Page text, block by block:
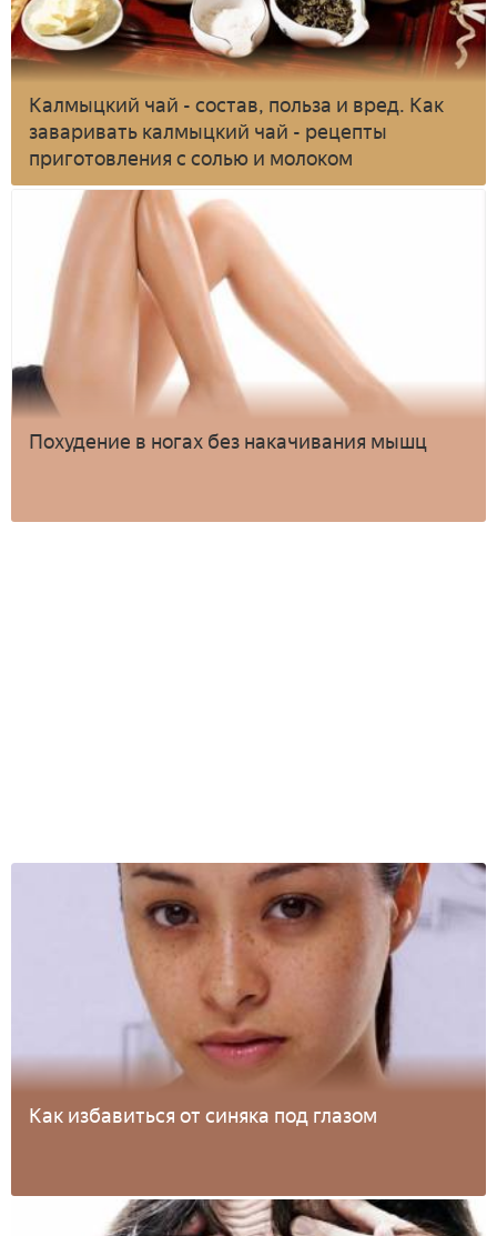
Калмыцкий чай - состав, польза и вред. Как
заваривать калмыцкий чай - рецепты
приготовления с солью и молоком
Похудение в ногах без накачивания мышц
Как избавиться от синяка под глазом